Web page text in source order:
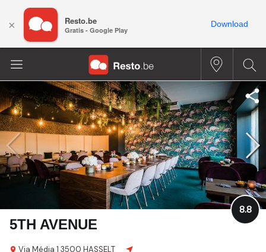
5TH AVENUE
Via Média 1 3500 HASSELT
8.8
× Resto.be
Gratis - Google Play
Download